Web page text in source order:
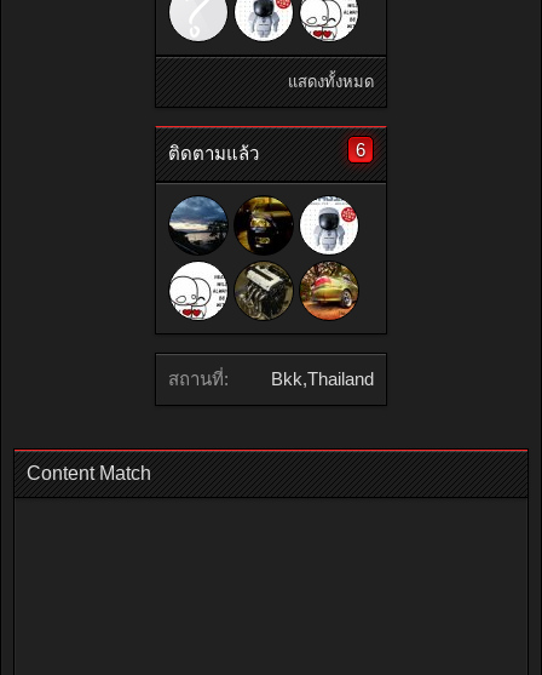
แสดงทั้งหมด
ติดตามแล้ว 6
สถานที่: Bkk,Thailand
Content Match